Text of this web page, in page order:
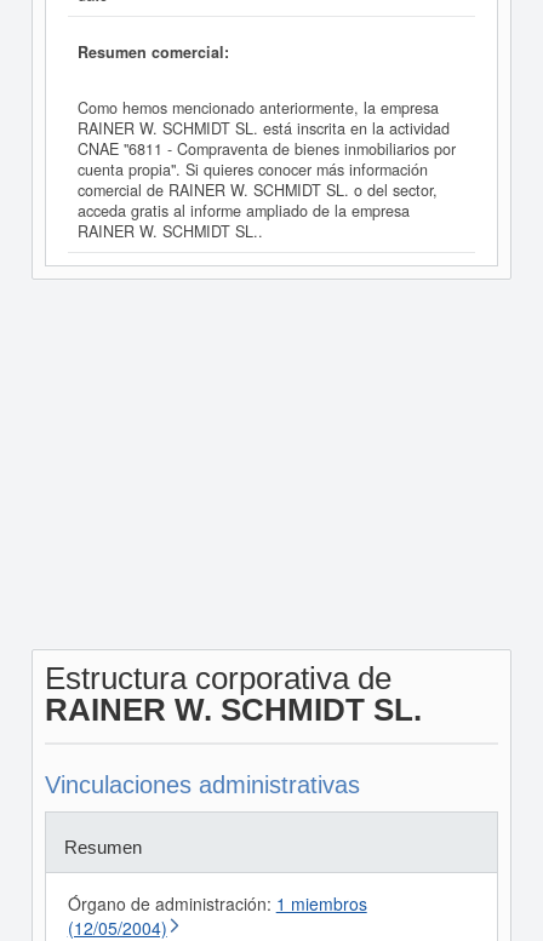
Resumen comercial:
Como hemos mencionado anteriormente, la empresa
RAINER W. SCHMIDT SL. está inscrita en la actividad
CNAE "6811 - Compraventa de bienes inmobiliarios por
cuenta propia". Si quieres conocer más información
comercial de RAINER W. SCHMIDT SL. o del sector,
acceda gratis al informe ampliado de la empresa
RAINER W. SCHMIDT SL..
Estructura corporativa de
RAINER W. SCHMIDT SL.
Vinculaciones administrativas
Resumen
Órgano de administración: 1 miembros
(12/05/2004)